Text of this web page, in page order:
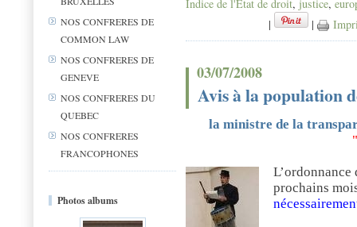
NOS CONFRERES DE
COMMON LAW
NOS CONFRERES DE
GENEVE
NOS CONFRERES DU
QUEBEC
NOS CONFRERES
FRANCOPHONES
Photos albums
Indice de l'État de droit, justice,
|
|
03/07/2008
Avis à la population
la ministre de la
prochains